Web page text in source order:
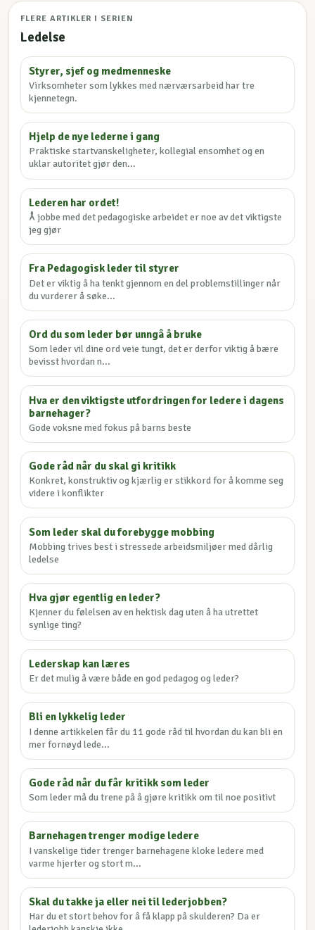
FLERE ARTIKLER I SERIEN
Ledelse
Styrer, sjef og medmenneske
Virksomheter som lykkes med nærværsarbeid har tre
kjennetegn.
Hjelp de nye lederne i gang
Praktiske startvanskeligheter, kollegial ensomhet og en
uklar autoritet gjør den...
Lederen har ordet!
Å jobbe med det pedagogiske arbeidet er noe av det viktigste
jeg gjør
Fra Pedagogisk leder til styrer
Det er viktig å ha tenkt gjennom en del problemstillinger når
du vurderer å søke...
Ord du som leder bør unngå å bruke
Som leder vil dine ord veie tungt, det er derfor viktig å bære
bevisst hvordan n...
Hva er den viktigste utfordringen for ledere i dagens
barnehager?
Gode voksne med fokus på barns beste
Gode råd når du skal gi kritikk
Konkret, konstruktiv og kjærlig er stikkord for å komme seg
videre i konflikter
Som leder skal du forebygge mobbing
Mobbing trives best i stressede arbeidsmiljøer med dårlig
ledelse
Hva gjør egentlig en leder?
Kjenner du følelsen av en hektisk dag uten å ha utrettet
synlige ting?
Lederskap kan læres
Er det mulig å være både en god pedagog og leder?
Bli en lykkelig leder
I denne artikkelen får du 11 gode råd til hvordan du kan bli en
mer fornøyd lede...
Gode råd når du får kritikk som leder
Som leder må du trene på å gjøre kritikk om til noe positivt
Barnehagen trenger modige ledere
I vanskelige tider trenger barnehagene kloke ledere med
varme hjerter og stort m...
Skal du takke ja eller nei til lederjobben?
Har du et stort behov for å få klapp på skulderen? Da er